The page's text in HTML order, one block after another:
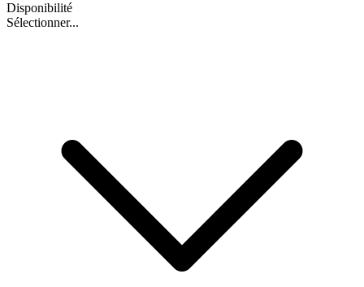
Disponibilité
Sélectionner...